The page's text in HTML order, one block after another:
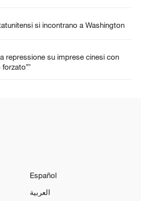
si incontrano a Washington
repressione su imprese cinesi con
Español
العربية